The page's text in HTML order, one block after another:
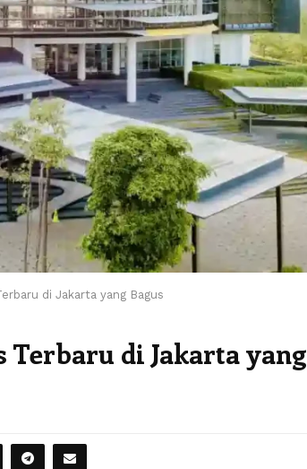
di Jakarta yang Bagus
di Jakarta yang